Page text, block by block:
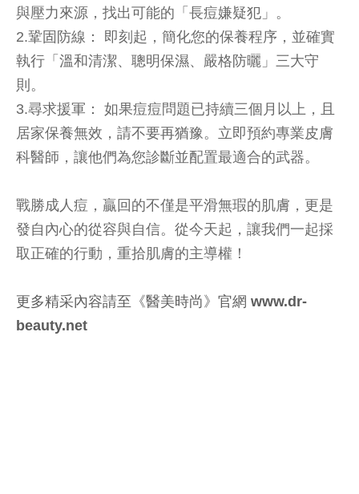
與壓力來源，找出可能的「長痘嫌疑犯」。
2.鞏固防線： 即刻起，簡化您的保養程序，並確實
執行「溫和清潔、聰明保濕、嚴格防曬」三大守
則。
3.尋求援軍： 如果痘痘問題已持續三個月以上，且
居家保養無效，請不要再猶豫。立即預約專業皮膚
科醫師，讓他們為您診斷並配置最適合的武器。
戰勝成人痘，贏回的不僅是平滑無瑕的肌膚，更是
發自內心的從容與自信。從今天起，讓我們一起採
取正確的行動，重拾肌膚的主導權！
更多精采內容請至《醫美時尚》官網 www.dr-
beauty.net